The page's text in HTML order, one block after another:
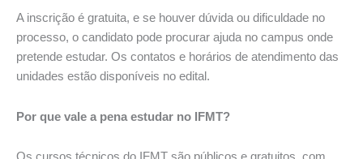
A inscrição é gratuita, e se houver dúvida ou dificuldade no
processo, o candidato pode procurar ajuda no campus onde
pretende estudar. Os contatos e horários de atendimento das
unidades estão disponíveis no edital.
Por que vale a pena estudar no IFMT?